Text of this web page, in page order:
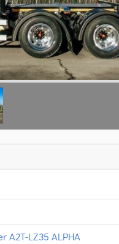
A2T-LZ35 ALPHA